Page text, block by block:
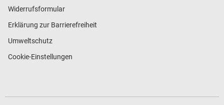
Widerrufsformular
Erklärung zur Barrierefreiheit
Umweltschutz
Cookie-Einstellungen